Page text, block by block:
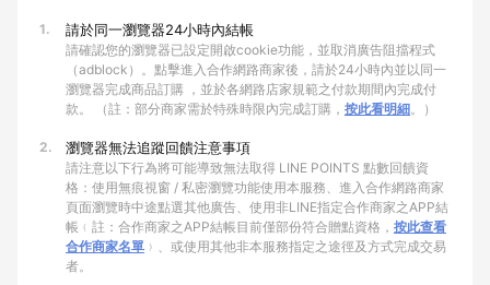
1. 請於同一瀏覽器24小時內結帳
請確認您的瀏覽器已設定開啟cookie功能，並取消廣告阻擋程式
（adblock）。點擊進入合作網路商家後，請於24小時內並以同一
瀏覽器完成商品訂購 ，並於各網路店家規範之付款期間內完成付
款。 （註：部分商家需於特殊時限內完成訂購， 按此看明細。）
2. 瀏覽器無法追蹤回饋注意事項
請注意以下行為將可能導致無法取得 LINE POINTS 點數回饋資
格：使用無痕視窗 / 私密瀏覽功能使用本服務、進入合作網路商家
頁面瀏覽時中途點選其他廣告、使用非LINE指定合作商家之APP結
帳﹙註：合作商家之APP結帳目前僅部份符合贈點資格， 按此查看
合作商家名單 ﹚、或使用其他非本服務指定之途徑及方式完成交易
者。